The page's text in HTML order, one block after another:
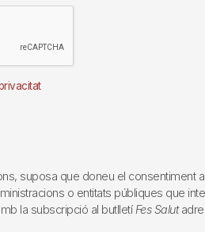
suposa que doneu el consentiment
o entitats públiques que
la subscripció al butlletí Fes Salut